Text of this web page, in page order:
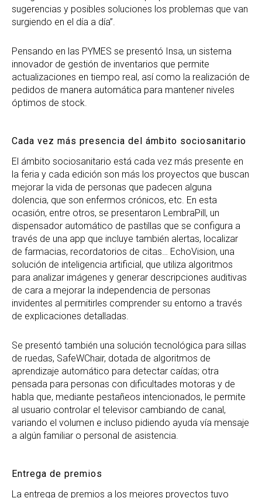
sugerencias y posibles soluciones los problemas que van
surgiendo en el día a día”.
Pensando en las PYMES se presentó Insa, un sistema
innovador de gestión de inventarios que permite
actualizaciones en tiempo real, así como la realización de
pedidos de manera automática para mantener niveles
óptimos de stock.
Cada vez más presencia del ámbito sociosanitario
El ámbito sociosanitario está cada vez más presente en
la feria y cada edición son más los proyectos que buscan
mejorar la vida de personas que padecen alguna
dolencia, que son enfermos crónicos, etc. En esta
ocasión, entre otros, se presentaron LembraPill, un
dispensador automático de pastillas que se configura a
través de una app que incluye también alertas, localizar
de farmacias, recordatorios de citas… EchoVision, una
solución de inteligencia artificial, que utiliza algoritmos
para analizar imágenes y generar descripciones auditivas
de cara a mejorar la independencia de personas
invidentes al permitirles comprender su entorno a través
de explicaciones detalladas.
Se presentó también una solución tecnológica para sillas
de ruedas, SafeWChair, dotada de algoritmos de
aprendizaje automático para detectar caídas; otra
pensada para personas con dificultades motoras y de
habla que, mediante pestañeos intencionados, le permite
al usuario controlar el televisor cambiando de canal,
variando el volumen e incluso pidiendo ayuda vía mensaje
a algún familiar o personal de asistencia.
Entrega de premios
La entrega de premios a los mejores proyectos tuvo